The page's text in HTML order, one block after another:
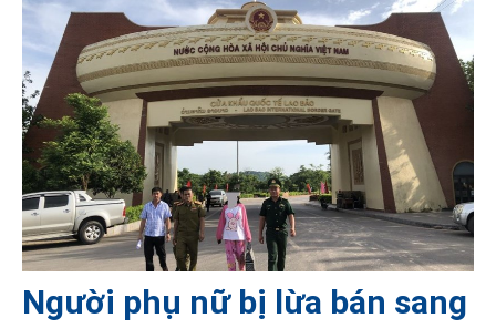
Người phụ nữ bị lừa bán sang